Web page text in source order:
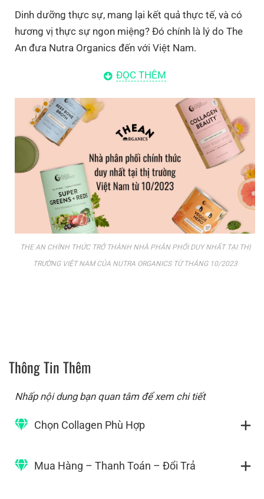
Dinh dưỡng thực sự, mang lại kết quả thực tế, và có
hương vị thực sự ngon miệng? Đó chính là lý do The
An đưa Nutra Organics đến với Việt Nam.
ĐỌC THÊM
THE AN CHÍNH THỨC TRỞ THÀNH NHÀ PHÂN PHỐI DUY NHẤT TẠI THỊ
TRƯỜNG VIỆT NAM CỦA NUTRA ORGANICS TỪ THÁNG 10/2023
Thông Tin Thêm
Nhấp nội dung bạn quan tâm để xem chi tiết
Chọn Collagen Phù Hợp
Mua Hàng – Thanh Toán – Đổi Trả